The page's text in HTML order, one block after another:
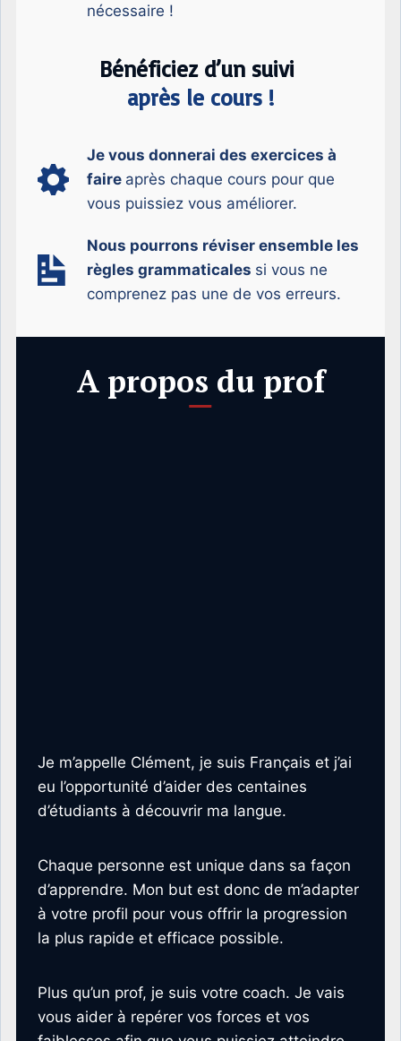
nécessaire !
Bénéficiez d’un suivi
après le cours !
Je vous donnerai des exercices à
faire après chaque cours pour que
vous puissiez vous améliorer.
Nous pourrons réviser ensemble les
règles grammaticales si vous ne
comprenez pas une de vos erreurs.
A propos du prof
Je m’appelle Clément, je suis Français et j’ai
eu l’opportunité d’aider des centaines
d’étudiants à découvrir ma langue.
Chaque personne est unique dans sa façon
d’apprendre. Mon but est donc de m’adapter
à votre profil pour vous offrir la progression
la plus rapide et efficace possible.
Plus qu’un prof, je suis votre coach. Je vais
vous aider à repérer vos forces et vos